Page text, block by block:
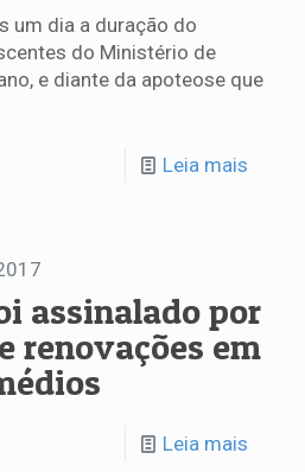
um dia a duração do
do Ministério de
e diante da apoteose que
Leia mais
assinalado por
renovações em
Leia mais